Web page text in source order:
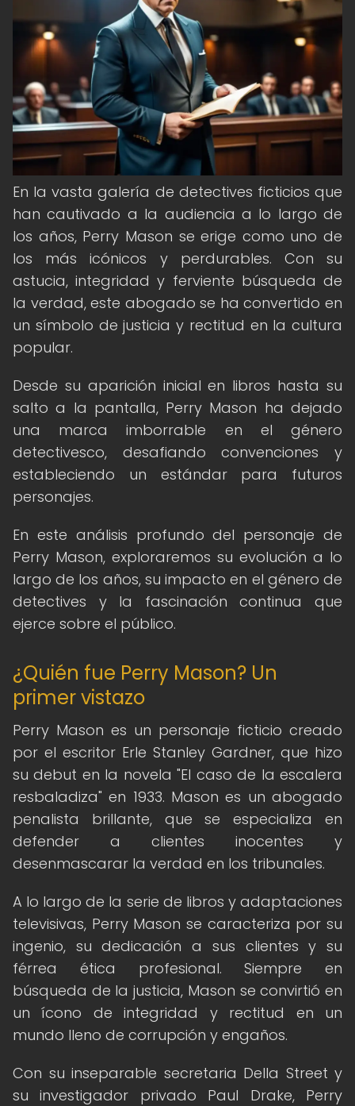
En la vasta galería de detectives ficticios que
han cautivado a la audiencia a lo largo de
los años, Perry Mason se erige como uno de
los más icónicos y perdurables. Con su
astucia, integridad y ferviente búsqueda de
la verdad, este abogado se ha convertido en
un símbolo de justicia y rectitud en la cultura
popular.
Desde su aparición inicial en libros hasta su
salto a la pantalla, Perry Mason ha dejado
una marca imborrable en el género
detectivesco, desafiando convenciones y
estableciendo un estándar para futuros
personajes.
En este análisis profundo del personaje de
Perry Mason, exploraremos su evolución a lo
largo de los años, su impacto en el género de
detectives y la fascinación continua que
ejerce sobre el público.
¿Quién fue Perry Mason? Un
primer vistazo
Perry Mason es un personaje ficticio creado
por el escritor Erle Stanley Gardner, que hizo
su debut en la novela "El caso de la escalera
resbaladiza" en 1933. Mason es un abogado
penalista brillante, que se especializa en
defender a clientes inocentes y
desenmascarar la verdad en los tribunales.
A lo largo de la serie de libros y adaptaciones
televisivas, Perry Mason se caracteriza por su
ingenio, su dedicación a sus clientes y su
férrea ética profesional. Siempre en
búsqueda de la justicia, Mason se convirtió en
un ícono de integridad y rectitud en un
mundo lleno de corrupción y engaños.
Con su inseparable secretaria Della Street y
su investigador privado Paul Drake, Perry